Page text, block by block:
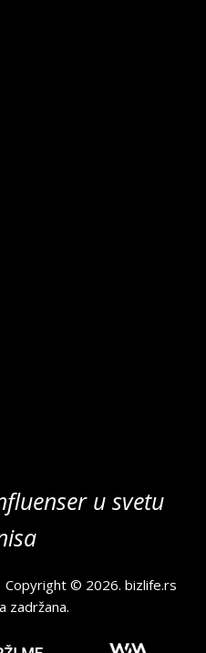
u svetu
Copyright © 2026.bizlife.rs
zadržana.